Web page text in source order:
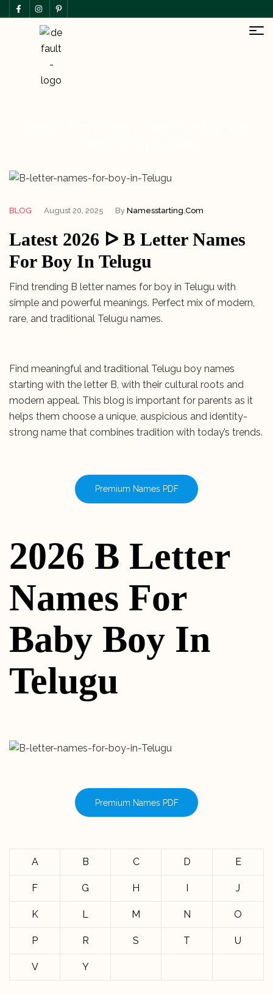
August 20, 2025
BLOG By Namesstarting.com
Latest 2026 ᐅ B Letter Names
For Boy In Telugu
Find trending B letter names for boy in Telugu with
simple and powerful meanings. Perfect mix of modern,
rare, and traditional Telugu names.
Find meaningful and traditional Telugu boy names
starting with the letter B, with their cultural roots and
modern appeal. This blog is important for parents as it
helps them choose a unique, auspicious and identity-
strong name that combines tradition with today’s trends.
Premium Names PDF
2026 B Letter
Names For
Baby Boy In
Telugu
Premium Names PDF
A B C D E
F G H J
K L M N O
P R S T U
V Y